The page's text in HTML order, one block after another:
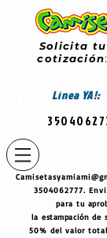
Solicita tu
cotización:
LíneaYA!:
3504062777.
para tu
laestampación de
50% del valor